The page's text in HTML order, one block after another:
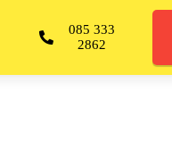
085 333
2862